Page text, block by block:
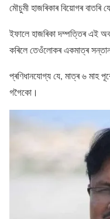
মৌচুমী হাজৰিকাৰ বিয়োগৰ বাতৰি
ইফালে হাজৰিকা দম্পত্তিৰ এই
কৰিলে তেওঁলোকৰ একমাত্ৰ
প্ৰণিধানযোগ্য যে, মাত্ৰ ৬ মাহ
গগৈকো।